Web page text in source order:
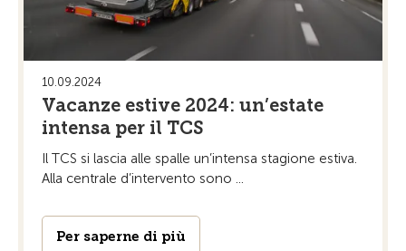
10.09.2024
Vacanze estive 2024: un’estate
intensa per il TCS
Il TCS si lascia alle spalle un’intensa stagione estiva.
Alla centrale d’intervento sono ...
Per saperne di più